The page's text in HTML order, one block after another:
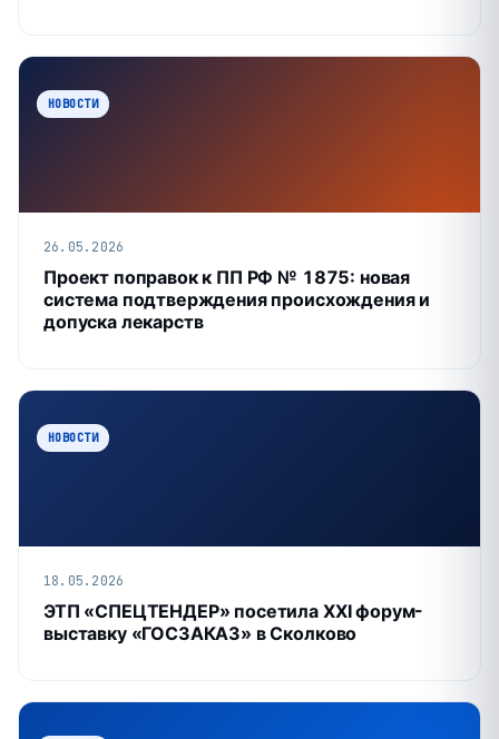
НОВОСТИ
26.05.2026
Проект поправок к ПП РФ № 1875: новая
система подтверждения происхождения и
допуска лекарств
НОВОСТИ
18.05.2026
ЭТП «СПЕЦТЕНДЕР» посетила XXI форум-
выставку «ГОСЗАКАЗ» в Сколково